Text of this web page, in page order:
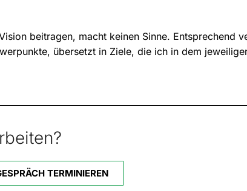
beitragen, macht keinen Sinne. Entsprechend
übersetzt in Ziele, die ich in dem
TERMINIEREN